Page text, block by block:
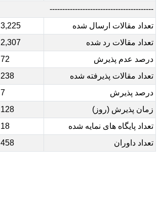
-----------------------------------------
تعداد مقالات ارسال شده
3,225
تعداد مقالات رد شده
2,307
درصد عدم پذیرش
72
تعداد مقالات پذیرفته شده
238
درصد پذیرش
7
زمان پذیرش (روز)
128
تعداد پایگاه های نمایه شده
18
تعداد داوران
458